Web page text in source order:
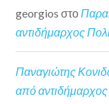
georgios στο
αντιδήμαρχος
Παναγιώτης
από